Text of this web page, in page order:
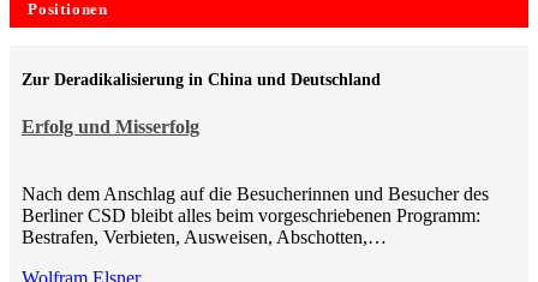
Positionen
Erfolg und Misserfolg
Zur Deradikalisierung in China und Deutschland
Nach dem Anschlag auf die Besucherinnen und Besucher des
Berliner CSD bleibt alles beim vorgeschriebenen Programm:
Bestrafen, Verbieten, Ausweisen, Abschotten,…
Wolfram Elsner